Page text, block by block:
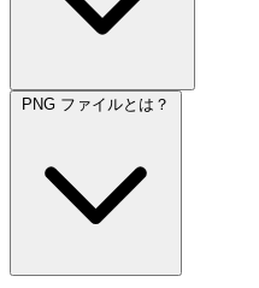
PNG ファイルとは？